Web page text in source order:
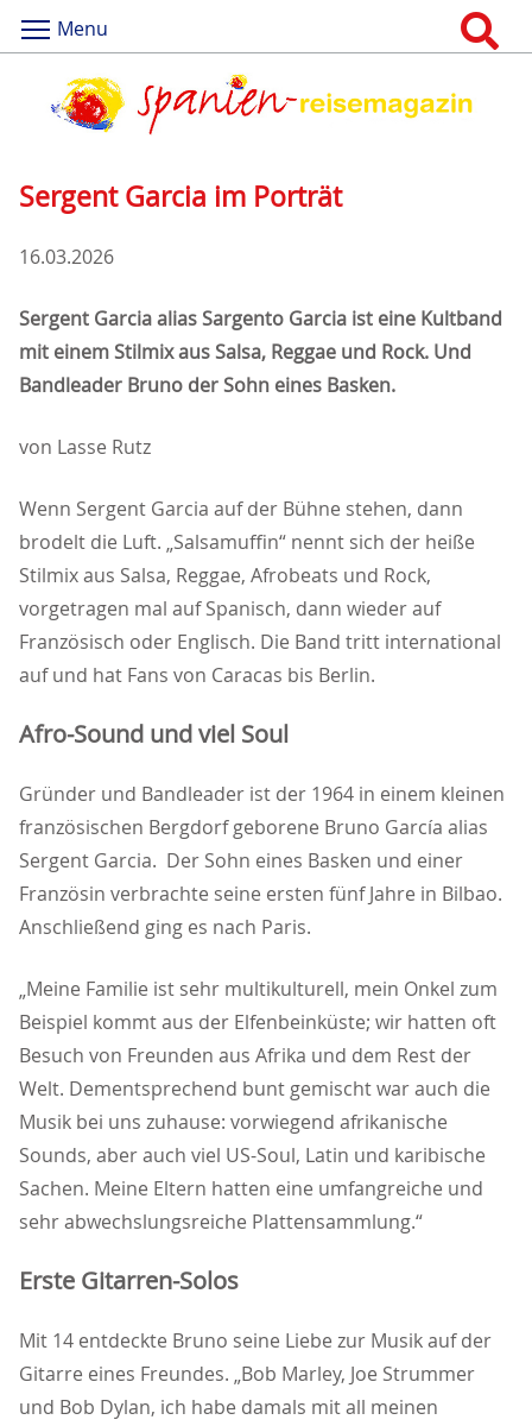
Menu
Sergent Garcia im Porträt
16.03.2026
Sergent Garcia alias Sargento Garcia ist eine Kultband
mit einem Stilmix aus Salsa, Reggae und Rock. Und
Bandleader Bruno der Sohn eines Basken.
von Lasse Rutz
Wenn Sergent Garcia auf der Bühne stehen, dann
brodelt die Luft. „Salsamuffin“ nennt sich der heiße
Stilmix aus Salsa, Reggae, Afrobeats und Rock,
vorgetragen mal auf Spanisch, dann wieder auf
Französisch oder Englisch. Die Band tritt international
auf und hat Fans von Caracas bis Berlin.
Afro-Sound und viel Soul
Gründer und Bandleader ist der 1964 in einem kleinen
französischen Bergdorf geborene Bruno García alias
Sergent Garcia. Der Sohn eines Basken und einer
Französin verbrachte seine ersten fünf Jahre in Bilbao.
Anschließend ging es nach Paris.
Meine Familie ist sehr multikulturell, mein Onkel zum
Beispiel kommt aus der Elfenbeinküste; wir hatten oft
Besuch von Freunden aus Afrika und dem Rest der
Welt. Dementsprechend bunt gemischt war auch die
Musik bei uns zuhause: vorwiegend afrikanische
Sounds, aber auch viel US-Soul, Latin und karibische
Sachen. Meine Eltern hatten eine umfangreiche und
sehr abwechslungsreiche Plattensammlung.“
Erste Gitarren-Solos
Mit 14 entdeckte Bruno seine Liebe zur Musik auf der
Gitarre eines Freundes. „Bob Marley, Joe Strummer
und Bob Dylan, ich habe damals mit all meinen